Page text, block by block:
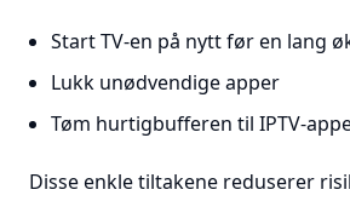
Start TV-en på nytt før en lang
Lukk unødvendige apper
Tøm hurtigbufferen til IPTV-
Disse enkle tiltakene reduserer